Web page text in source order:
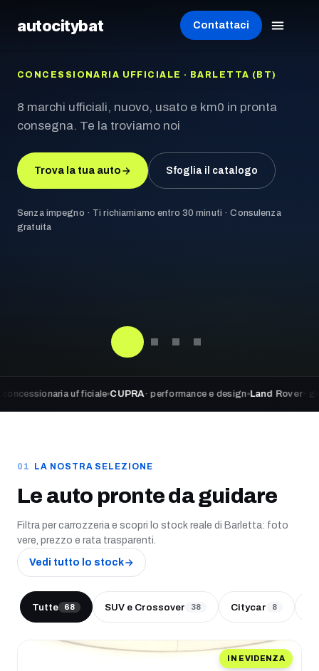
autocitybat Contattaci
CONCESSIONARIA UFFICIALE · BARLETTA (BT)
8 marchi ufficiali, nuovo, usato e km0 in pronta
consegna. Te la troviamo noi
Trova la tua auto Sfoglia il catalogo
Senza impegno · Ti richiamiamo entro 30 minuti · Consulenza
gratuita
ufficiale CUPRA· performance e design Land Rover· go beyond
LA NOSTRA SELEZIONE
Le auto pronte da guidare
Filtra per carrozzeria e scopri lo stock reale di Barletta: foto
vere, prezzo e rata trasparenti.
Vedi tutto lo stock
Tutte 68 SUV e Crossover 38 Citycar 8
IN EVIDENZA